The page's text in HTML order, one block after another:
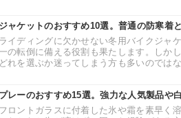
ャケットのおすすめ10選。普通の防寒着
イディングに欠かせない冬用バイクジャ
の転倒に備える役割も果たします。しか
れを選ぶか迷ってしまう方も多いのでは
レーのおすすめ15選。強力な人気製品や
ロントガラスに付着した氷や霜を素早く